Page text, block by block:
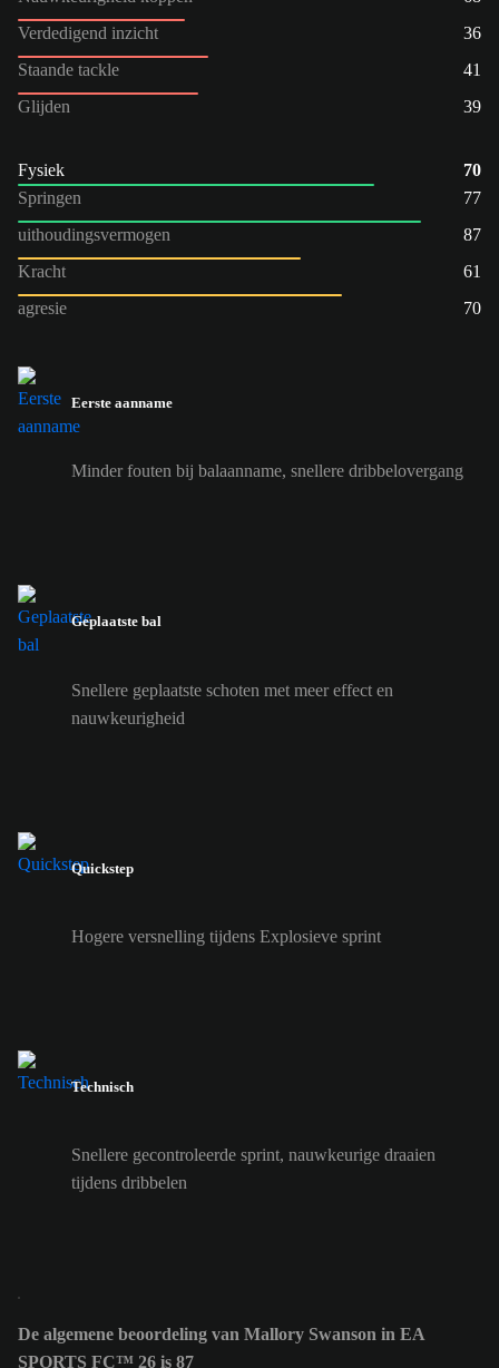
Verdedigend inzicht
36
Staande tackle
41
Glijden
39
Fysiek
70
Springen
77
uithoudingsvermogen
87
Kracht
61
agresie
70
Eerste aanname
Minder fouten bij balaanname, snellere dribbelovergang
Geplaatste bal
Snellere geplaatste schoten met meer effect en
nauwkeurigheid
Quickstep
Hogere versnelling tijdens Explosieve sprint
Technisch
Snellere gecontroleerde sprint, nauwkeurige draaien
tijdens dribbelen
De algemene beoordeling van Mallory Swanson in EA
SPORTS FC™ 26 is 87